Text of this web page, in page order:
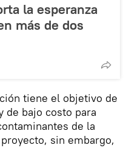
la esperanza
más de dos
tiene el objetivo de
de bajo costo para
de la
sin embargo,